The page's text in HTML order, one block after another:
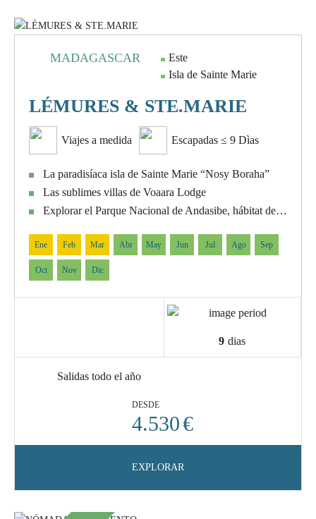
MADAGASCAR
Este
Isla de Sainte Marie
LÉMURES & STE.MARIE
Viajes a medida Escapadas ≤ 9 Dìas
La paradisíaca isla de Sainte Marie “Nosy Boraha”
Las sublimes villas de Voaara Lodge
Explorar el Parque Nacional de Andasibe, hábitat del Indri-Indri
Ene Feb Mar Abr May Jun Jul Ago Sep
Oct Nov Dic
9 dias
Salidas todo el año
DESDE
4.530€
EXPLORAR